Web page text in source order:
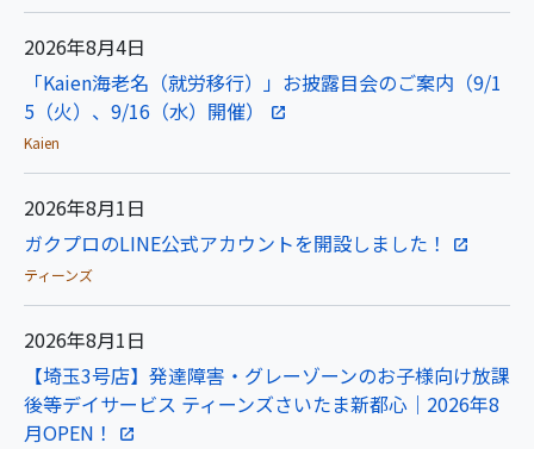
2026年8月4日
「Kaien海老名（就労移行）」お披露目会のご案内（9/1
5（火）、9/16（水）開催）
Kaien
2026年8月1日
ガクプロのLINE公式アカウントを開設しました！
ティーンズ
2026年8月1日
【埼玉3号店】発達障害・グレーゾーンのお子様向け放課
後等デイサービス ティーンズさいたま新都心｜2026年8
月OPEN！